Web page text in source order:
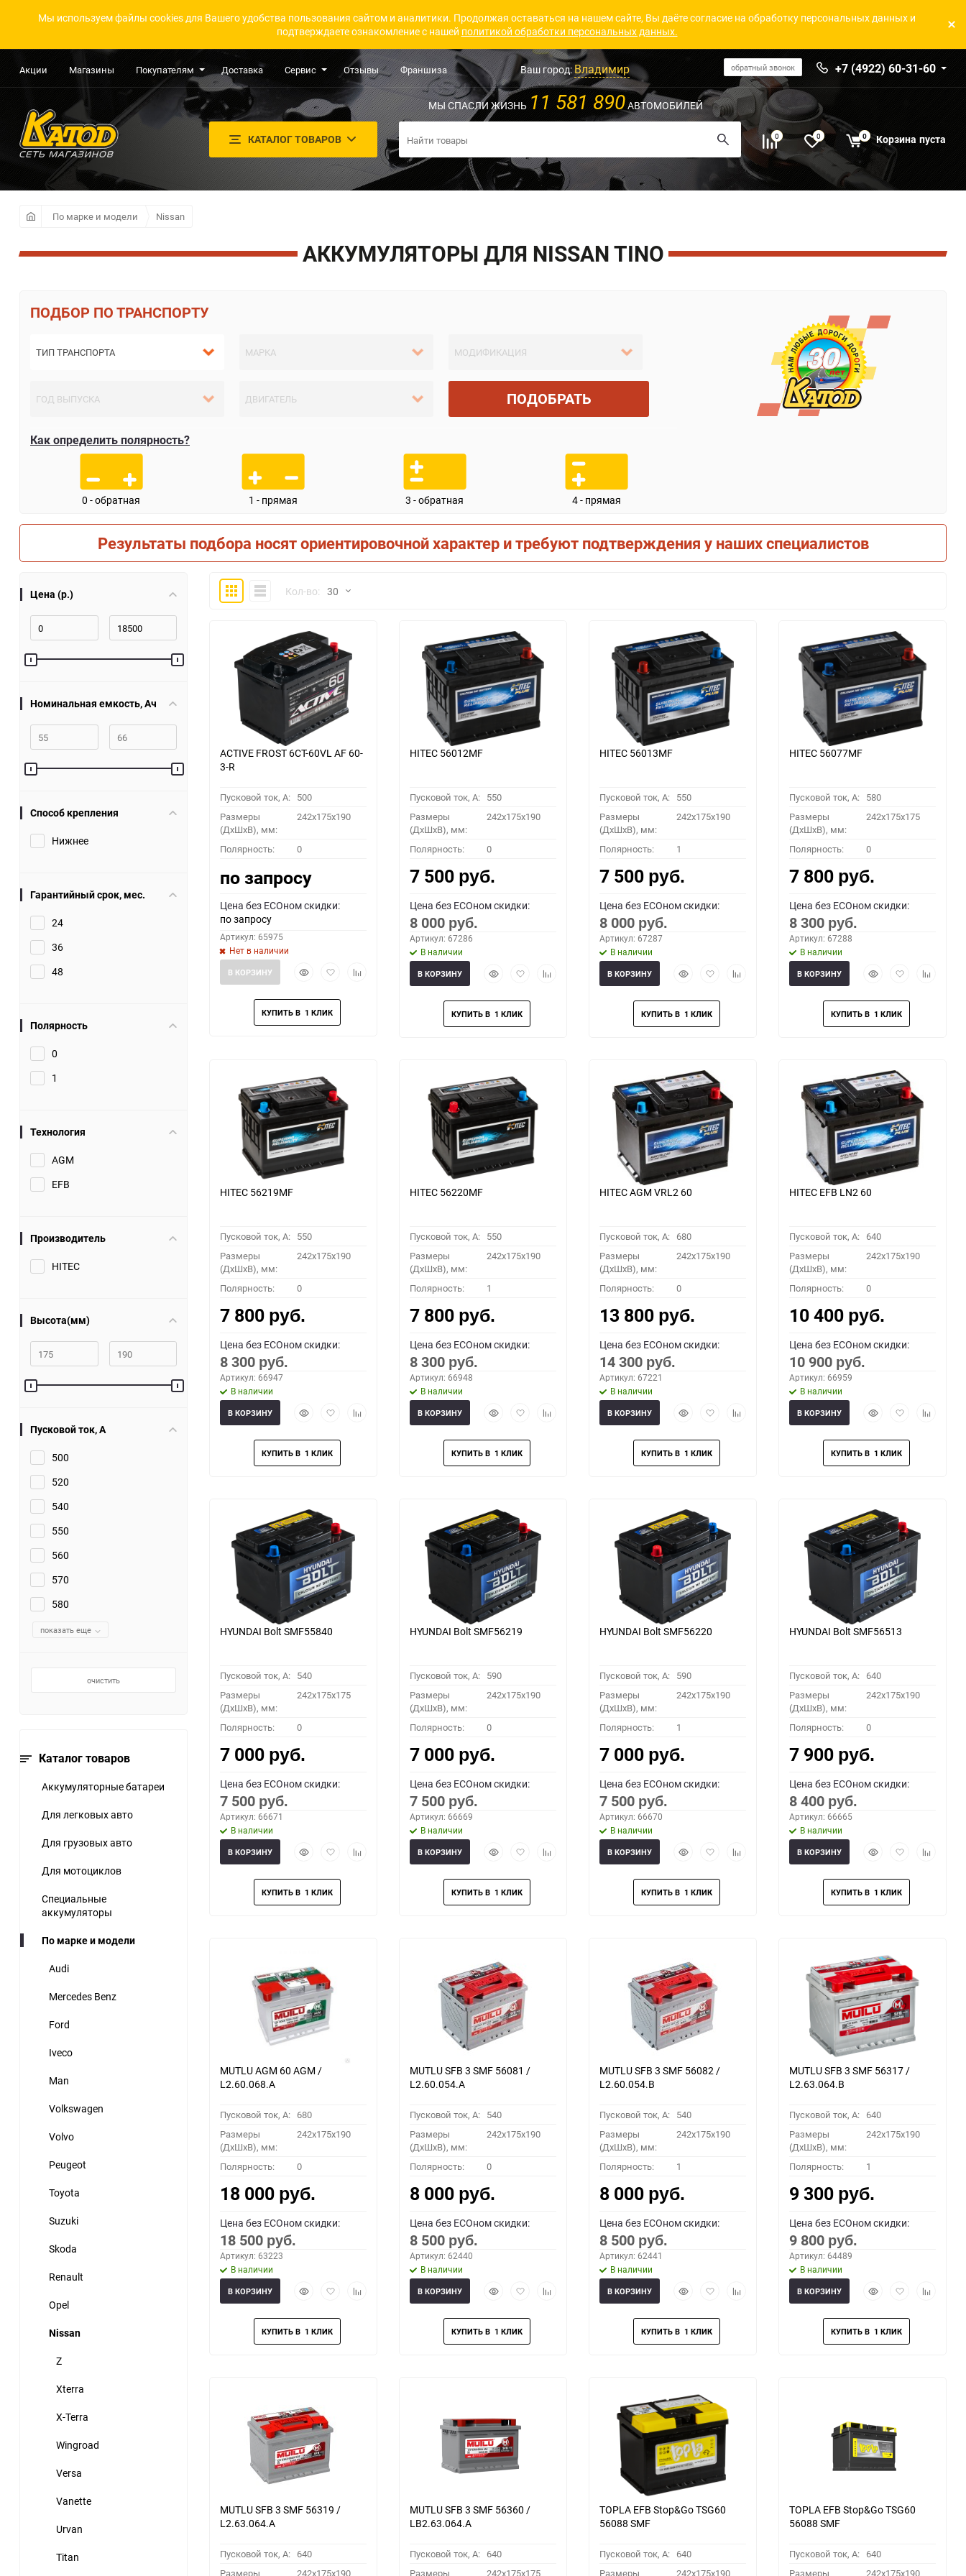
Мы используем файлы cookies для Вашего удобства пользования сайтом и аналитики. Продолжая оставаться на нашем сайте, Вы даёте согласие на обработку персональных данных и
подтверждаете ознакомление с нашей политикой обработки персональных данных.
Акции Магазины Покупателям Доставка Сервис Отзывы Франшиза Ваш город:Владимир обратный звонок +7 (4922) 60-31-60
КАТАЛОГ ТОВАРОВ
МЫ СПАСЛИ ЖИЗНЬ 11 581 890АВТОМОБИЛЕЙ
0 0 0 Корзина пуста
По марке и модели Nissan
АККУМУЛЯТОРЫ ДЛЯ NISSAN TINO
ПО ТРАНСПОРТУ
ПОДОБРАТЬ
Как определить полярность?
0 - обратная 1 - прямая 3 - обратная 4 - прямая
Результаты подбора носят ориентировочной характер и требуют подтверждения у наших специалистов
Цена (р.)
Номинальная емкость, Ач
Способ крепления
Нижнее
Гарантийный срок, мес.
24
36
48
Полярность
0
1
Технология
AGM
EFB
Производитель
HITEC
Высота(мм)
Пусковой ток, A
500
520
540
550
560
570
580
показать еще
очистить
Каталог товаров
Аккумуляторные батареи
Для легковых авто
Для грузовых авто
Для мотоциклов
Специальные
аккумуляторы
По марке и модели
Audi
Mercedes Benz
Ford
Iveco
Man
Volkswagen
Volvo
Peugeot
Toyota
Suzuki
Skoda
Renault
Opel
Nissan
Z
Xterra
X-Terra
Wingroad
Versa
Vanette
Urvan
Titan
ПлиткаКомпактноКол-во: 30
30
60
90
150
ACTIVE FROST 6СТ-60VL АF 60-
3-R
Пусковой ток, A: 500
Размеры
(ДхШхВ), мм:
242x175x190
Полярность: 0
по запросу
Цена без ECOном скидки:
по запросу
Артикул: 65975
Нет в наличии
БыстрыйДобавить
избранное
Добавить
В КОРЗИНУ
HITEC 56012MF
Пусковой ток, A: 550
Размеры
(ДхШхВ), мм:
242x175x190
Полярность: 0
7 500 руб.
Цена без ECOном скидки:
8 000 руб.
Артикул: 67286
В наличии
БыстрыйДобавить
избранное
Добавить
В КОРЗИНУ
HITEC 56013MF
Пусковой ток, A: 550
Размеры
(ДхШхВ), мм:
242x175x190
Полярность: 1
7 500 руб.
Цена без ECOном скидки:
8 000 руб.
Артикул: 67287
В наличии
БыстрыйДобавить
избранное
Добавить
В КОРЗИНУ
HITEC 56077MF
Пусковой ток, A: 580
Размеры
(ДхШхВ), мм:
242x175x175
Полярность: 0
7 800 руб.
Цена без ECOном скидки:
8 300 руб.
Артикул: 67288
В наличии
БыстрыйДобавить
избранное
Добавить
В КОРЗИНУ
HITEC 56219MF
Пусковой ток, A: 550
Размеры
(ДхШхВ), мм:
242x175x190
Полярность: 0
7 800 руб.
Цена без ECOном скидки:
8 300 руб.
Артикул: 66947
В наличии
БыстрыйДобавить
избранное
Добавить
В КОРЗИНУ
HITEC 56220MF
Пусковой ток, A: 550
Размеры
(ДхШхВ), мм:
242x175x190
Полярность: 1
7 800 руб.
Цена без ECOном скидки:
8 300 руб.
Артикул: 66948
В наличии
БыстрыйДобавить
избранное
Добавить
В КОРЗИНУ
HITEC AGM VRL2 60
Пусковой ток, A: 680
Размеры
(ДхШхВ), мм:
242x175x190
Полярность: 0
13 800 руб.
Цена без ECOном скидки:
14 300 руб.
Артикул: 67221
В наличии
БыстрыйДобавить
избранное
Добавить
В КОРЗИНУ
HITEC EFB LN2 60
Пусковой ток, A: 640
Размеры
(ДхШхВ), мм:
242x175x190
Полярность: 0
10 400 руб.
Цена без ECOном скидки:
10 900 руб.
Артикул: 66959
В наличии
БыстрыйДобавить
избранное
Добавить
В КОРЗИНУ
HYUNDAI Bolt SMF55840
Пусковой ток, A: 540
Размеры
(ДхШхВ), мм:
242x175x175
Полярность: 0
7 000 руб.
Цена без ECOном скидки:
7 500 руб.
Артикул: 66671
В наличии
БыстрыйДобавить
избранное
Добавить
В КОРЗИНУ
HYUNDAI Bolt SMF56219
Пусковой ток, A: 590
Размеры
(ДхШхВ), мм:
242x175x190
Полярность: 0
7 000 руб.
Цена без ECOном скидки:
7 500 руб.
Артикул: 66669
В наличии
БыстрыйДобавить
избранное
Добавить
В КОРЗИНУ
HYUNDAI Bolt SMF56220
Пусковой ток, A: 590
Размеры
(ДхШхВ), мм:
242x175x190
Полярность: 1
7 000 руб.
Цена без ECOном скидки:
7 500 руб.
Артикул: 66670
В наличии
БыстрыйДобавить
избранное
Добавить
В КОРЗИНУ
HYUNDAI Bolt SMF56513
Пусковой ток, A: 640
Размеры
(ДхШхВ), мм:
242x175x190
Полярность: 0
7 900 руб.
Цена без ECOном скидки:
8 400 руб.
Артикул: 66665
В наличии
БыстрыйДобавить
избранное
Добавить
В КОРЗИНУ
MUTLU AGM 60 AGM /
L2.60.068.A
Пусковой ток, A: 680
Размеры
(ДхШхВ), мм:
242x175x190
Полярность: 0
18 000 руб.
Цена без ECOном скидки:
18 500 руб.
Артикул: 63223
В наличии
БыстрыйДобавить
избранное
Добавить
В КОРЗИНУ
MUTLU SFB 3 SMF 56081 /
L2.60.054.A
Пусковой ток, A: 540
Размеры
(ДхШхВ), мм:
242x175x190
Полярность: 0
8 000 руб.
Цена без ECOном скидки:
8 500 руб.
Артикул: 62440
В наличии
БыстрыйДобавить
избранное
Добавить
В КОРЗИНУ
MUTLU SFB 3 SMF 56082 /
L2.60.054.B
Пусковой ток, A: 540
Размеры
(ДхШхВ), мм:
242x175x190
Полярность: 1
8 000 руб.
Цена без ECOном скидки:
8 500 руб.
Артикул: 62441
В наличии
БыстрыйДобавить
избранное
Добавить
В КОРЗИНУ
MUTLU SFB 3 SMF 56317 /
L2.63.064.B
Пусковой ток, A: 640
Размеры
(ДхШхВ), мм:
242x175x190
Полярность: 1
9 300 руб.
Цена без ECOном скидки:
9 800 руб.
Артикул: 64489
В наличии
БыстрыйДобавить
избранное
Добавить
В КОРЗИНУ
MUTLU SFB 3 SMF 56319 /
L2.63.064.А
Пусковой ток, A: 640
MUTLU SFB 3 SMF 56360 /
LB2.63.064.A
Пусковой ток, A: 640
TOPLA EFB Stop&Go TSG60
56088 SMF
Пусковой ток, A: 640
TOPLA EFB Stop&Go TSG60
56088 SMF
Пусковой ток, A: 640